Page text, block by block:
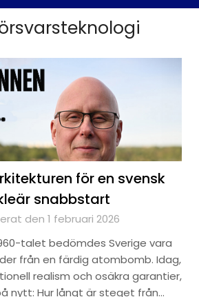
för en svensk
snabbstart
den 1 februari 2026
talet bedömdes Sverige vara
från en färdig atombomb. Idag,
realism och osäkra garantier,
nytt: Hur långt är steget från…